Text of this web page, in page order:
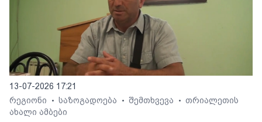
13-07-2026 17:21
რეგიონი
• საზოგადოება • შემთხვევა • თრიალეთის
ახალი ამბები